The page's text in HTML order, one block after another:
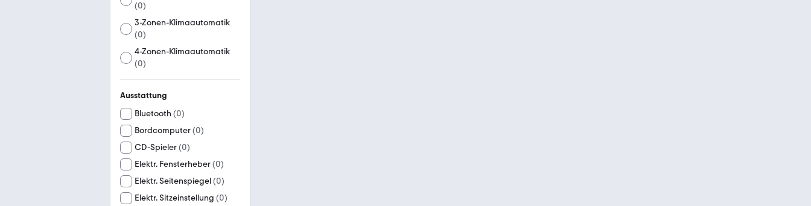
(0)
3-Zonen-Klimaautomatik
(0)
4-Zonen-Klimaautomatik
(0)
Ausstattung
Bluetooth (0)
Bordcomputer(0)
CD-Spieler(0)
Elektr. Fensterheber(0)
Elektr. Seitenspiegel(0)
Elektr. Sitzeinstellung (0)